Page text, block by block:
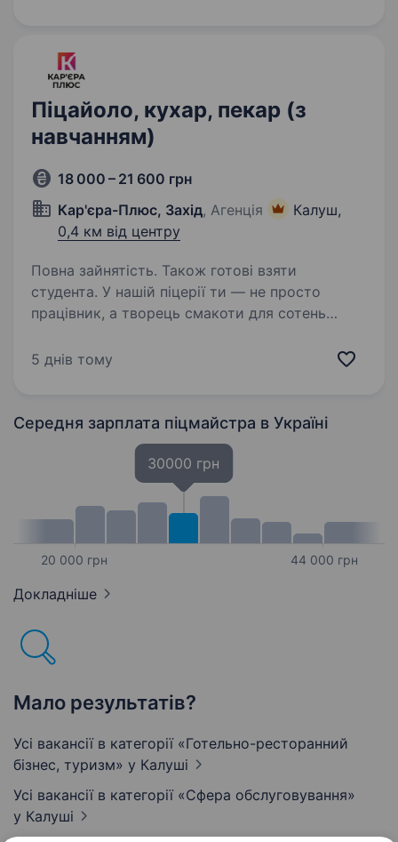
Піцайоло, кухар, пекар (з
навчанням)
18 000 – 21 600 грн
Кар'єра-Плюс, Захід, Агенція
Калуш,
0,4 км від центру
Повна зайнятість. Також готові взяти
студента. У нашій піцерії ти — не просто
працівник, а творець смакоти для сотень
у команду піцайоло, який готує не просто
5 днів тому
Середня зарплата піцмайстра в Україні
20 000 грн
30000 грн
44 000 грн
Докладніше
Мало результатів?
Усі вакансії в категорії «Готельно-ресторанний
бізнес, туризм» у Калуші
Усі вакансії в категорії «Сфера обслуговування»
у Калуші